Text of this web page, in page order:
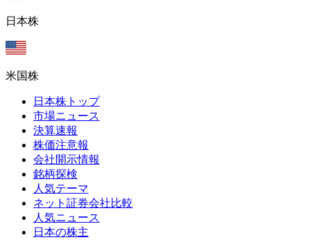
日本株
米国株
日本株トップ
市場ニュース
決算速報
株価注意報
会社開示情報
銘柄探検
人気テーマ
ネット証券会社比較
人気ニュース
日本の株主